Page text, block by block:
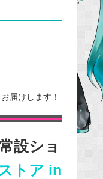
届けします！
設ショ
トア in